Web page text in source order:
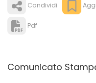
Condividi
Pdf
Comunicato